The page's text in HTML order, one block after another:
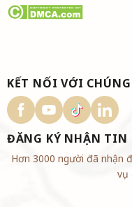
KẾT NỐI VỚI
ĐĂNG KÝ NHẬN TIN
Hơn 3000 người đã nhận
vụ